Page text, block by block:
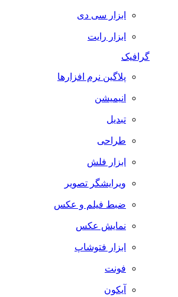
ابزار سی دی
ابزار رایت
گرافیک
پلاگین نرم افزارها
انیمیشن
تبدیل
طراحی
ابزار فلش
ویرایشگر تصویر
ضبط فيلم و عكس
نمایش عکس
ابزار فتوشاپ
فونت
آیکون